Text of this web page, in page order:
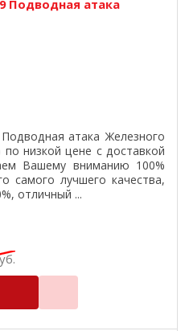
Подводная атака
атака Железного
низкой цене с доставкой
Вашему вниманию 100%
самого лучшего качества,
отличный ...